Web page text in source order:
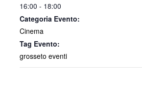
16:00 - 18:00
Categoria Evento:
Cinema
Tag Evento:
grosseto eventi